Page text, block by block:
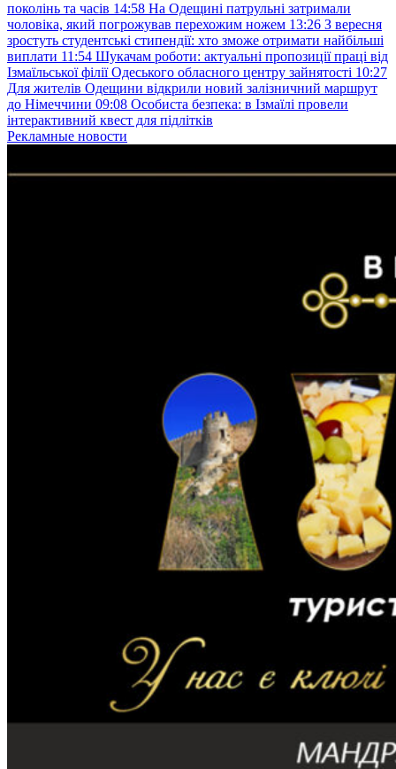
поколінь та часів 14:58 На Одещині патрульні затримали
чоловіка, який погрожував перехожим ножем 13:26 З вересня
зростуть студентські стипендії: хто зможе отримати найбільші
виплати 11:54 Шукачам роботи: актуальні пропозиції праці від
Ізмаїльської філії Одеського обласного центру зайнятості 10:27
Для жителів Одещини відкрили новий залізничний маршрут
до Німеччини 09:08 Особиста безпека: в Ізмаїлі провели
інтерактивний квест для підлітків
Рекламные новости